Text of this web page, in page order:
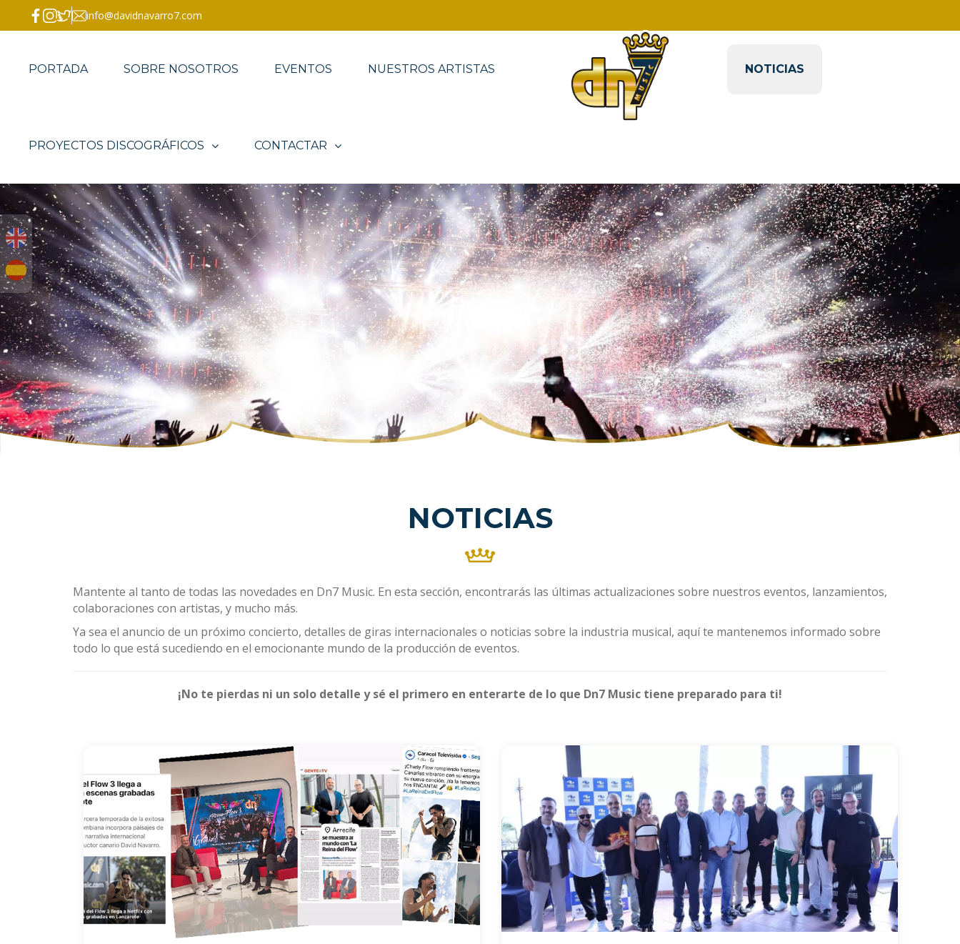
info@davidnavarro7.com
PORTADA SOBRE NOSOTROS EVENTOS NUESTROS ARTISTAS NOTICIAS
PROYECTOS DISCOGRÁFICOS CONTACTAR
NOTICIAS
Mantente al tanto de todas las novedades en Dn7 Music. En esta sección, encontrarás las últimas actualizaciones sobre nuestros eventos, lanzamientos,
colaboraciones con artistas, y mucho más.
Ya sea el anuncio de un próximo concierto, detalles de giras internacionales o noticias sobre la industria musical, aquí te mantenemos informado sobre
todo lo que está sucediendo en el emocionante mundo de la producción de eventos.
¡No te pierdas ni un solo detalle y sé el primero en enterarte de lo que Dn7 Music tiene preparado para ti!